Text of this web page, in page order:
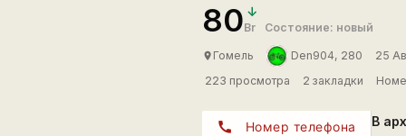
80Br Состояние: новый
place Гомель Den904, 280
25
223 просмотра
2 закладки
call Номер телефона В